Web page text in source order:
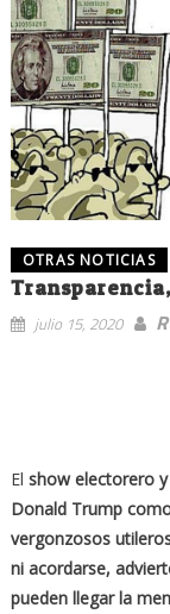
OTRAS NOTICIAS
julio 15, 2020
El show electorero
Donald Trump
vergonzosos
ni acordarse,
pueden llegar la